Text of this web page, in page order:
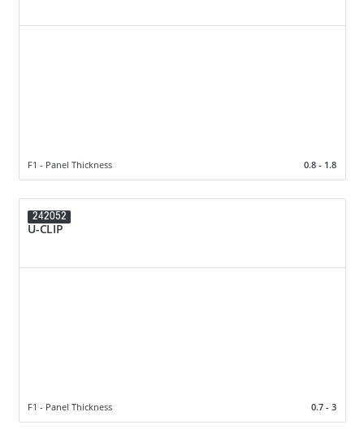
F1 - Panel Thickness 0.8 - 1.8
242052
U-CLIP
F1 - Panel Thickness 0.7 - 3